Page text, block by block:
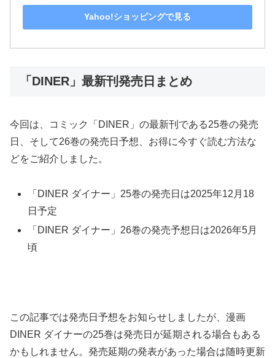
Yahoo!ショッピングで見る
「DINER」最新刊発売日まとめ
今回は、コミック「DINER」の最新刊である25巻の発売
日、そして26巻の発売日予想、お得に今すぐ読む方法な
どをご紹介しました。
「DINER ダイナー」25巻の発売日は2025年12月18
日予定
「DINER ダイナー」26巻の発売予想日は2026年5月
頃
この記事では発売日予想をお知らせしましたが、漫画
DINER ダイナーの25巻は発売日が延期される場合もある
かもしれません。発売延期の発表があった場合は随時更新